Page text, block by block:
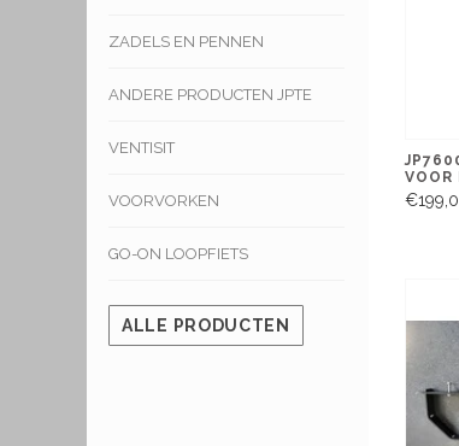
ZADELS EN PENNEN
ANDERE PRODUCTEN JPTE
VENTISIT
VOORVORKEN
GO-ON LOOPFIETS
ALLE PRODUCTEN
VOOR